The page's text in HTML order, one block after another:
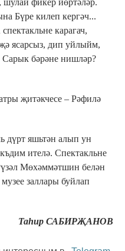
Бүре килеп кергәч...
карагач,
ясарсыз, дип уйлыйм,
бәрәне нишләр?
җитәкчесе – Рәфилә
дүрт яшьтән алып ун
ителә. Спектакльне
Мөхәммәтшин белән
заллары буйлап
Таһир САБИРҖАНОВ